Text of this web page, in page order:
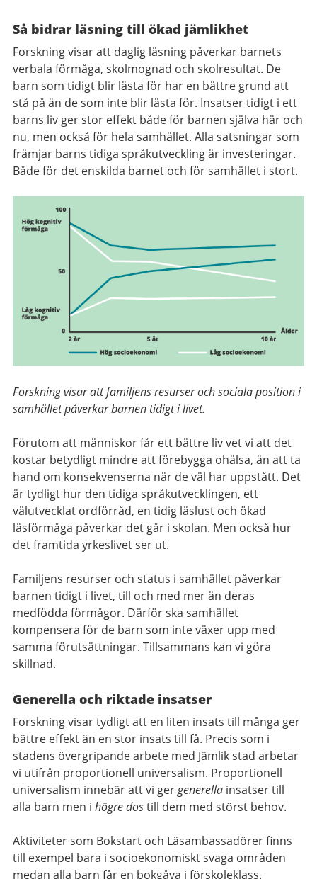
Så bidrar läsning till ökad jämlikhet
Forskning visar att daglig läsning påverkar barnets
verbala förmåga, skolmognad och skolresultat. De
barn som tidigt blir lästa för har en bättre grund att
stå på än de som inte blir lästa för. Insatser tidigt i ett
barns liv ger stor effekt både för barnen själva här och
nu, men också för hela samhället. Alla satsningar som
främjar barns tidiga språkutveckling är investeringar.
Både för det enskilda barnet och för samhället i stort.
Forskning visar att familjens resurser och sociala position i
samhället påverkar barnen tidigt i livet.
Förutom att människor får ett bättre liv vet vi att det
kostar betydligt mindre att förebygga ohälsa, än att ta
hand om konsekvenserna när de väl har uppstått. Det
är tydligt hur den tidiga språkutvecklingen, ett
välutvecklat ordförråd, en tidig läslust och ökad
läsförmåga påverkar det går i skolan. Men också hur
det framtida yrkeslivet ser ut.
Familjens resurser och status i samhället påverkar
barnen tidigt i livet, till och med mer än deras
medfödda förmågor. Därför ska samhället
kompensera för de barn som inte växer upp med
samma förutsättningar. Tillsammans kan vi göra
skillnad.
Generella och riktade insatser
Forskning visar tydligt att en liten insats till många ger
bättre effekt än en stor insats till få. Precis som i
stadens övergripande arbete med Jämlik stad arbetar
vi utifrån proportionell universalism. Proportionell
universalism innebär att vi gergenerella insatser till
alla barn men i högre dostill dem med störst behov.
Aktiviteter som Bokstart och Läsambassadörer finns
till exempel bara i socioekonomiskt svaga områden
medan alla barn får en bokgåva i förskoleklass.